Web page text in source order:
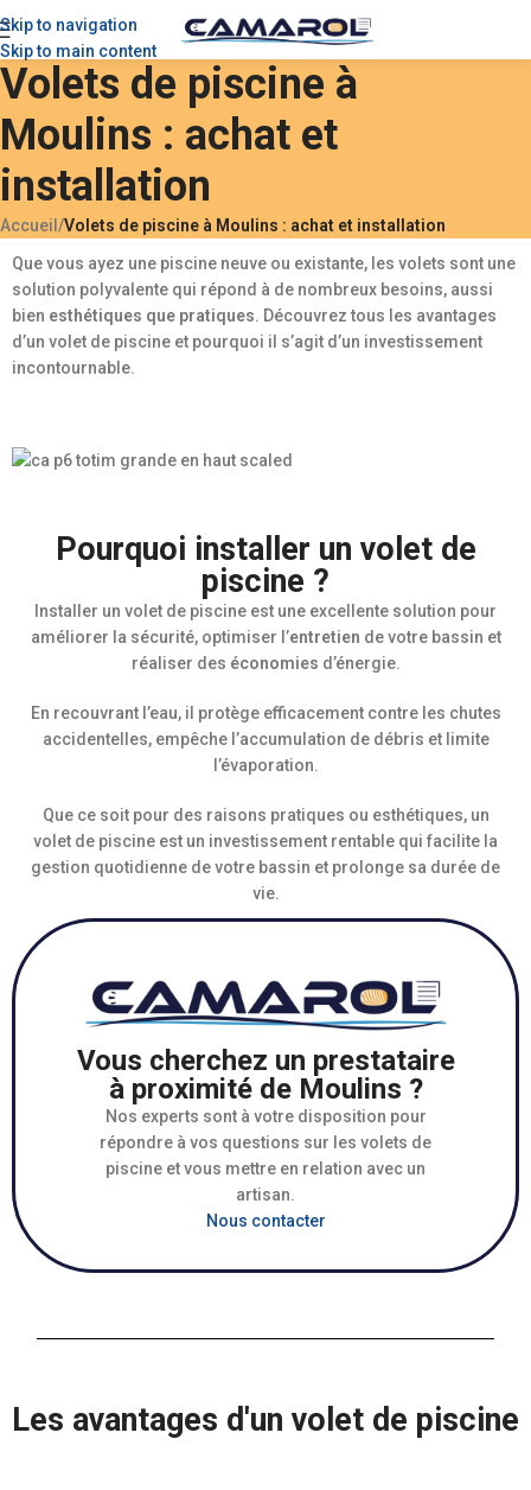
Skip to navigation
Skip to main content
Volets de piscine à
Moulins : achat et
installation
Accueil /Volets de piscine à Moulins : achat et installation
Que vous ayez une piscine neuve ou existante, les volets sont une
solution polyvalente qui répond à de nombreux besoins, aussi
bien esthétiques que pratiques. Découvrez tous les avantages
d’un volet de piscine et pourquoi il s’agit d’un investissement
incontournable.
Pourquoi installer un volet de
piscine ?
Installer un volet de piscine est une excellente solution pour
améliorer la sécurité, optimiser l’entretien de votre bassin et
réaliser des économies d’énergie.
En recouvrant l’eau, il protège efficacement contre les chutes
accidentelles, empêche l’accumulation de débris et limite
l’évaporation.
Que ce soit pour des raisons pratiques ou esthétiques, un
volet de piscine est un investissement rentable qui facilite la
gestion quotidienne de votre bassin et prolonge sa durée de
vie.
Vous cherchez un prestataire
à proximité de Moulins ?
Nos experts sont à votre disposition pour
répondre à vos questions sur les volets de
piscine et vous mettre en relation avec un
artisan.
Nous contacter
Les avantages d'un volet de piscine